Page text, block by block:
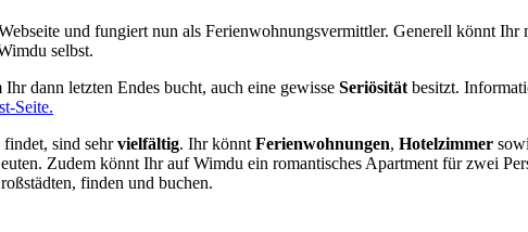
und fungiert nun als Ferienwohnungsvermittler. Generell könnt
selbst.
dann letzten Endes bucht, auch eine gewisse Seriösität besitzt.
Seite.
sind sehrvielfältig. Ihr könnt Ferienwohnungen, Hotelzimmer
Zudem könnt Ihr auf Wimdu ein romantisches Apartment für zwei
finden und buchen.